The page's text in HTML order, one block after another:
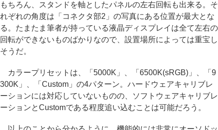
もちろん、スタンドを軸としたパネルの左右回転も出来る。そ
れぞれの角度は「コネクタ部2」の写真にある位置が最大とな
る。たまたま筆者が持っている液晶ディスプレイは全て左右の
回転ができないものばかりなので、設置場所によっては重宝し
そうだ。
カラープリセットは、「5000K」、「6500K(sRGB)」、「9
300K」、「Custom」の4パターン。ハードウェアキャリブレ
ーションには対応していないものの、ソフトウェアキャリブレ
ーションとCustomである程度追い込むことは可能だろう。